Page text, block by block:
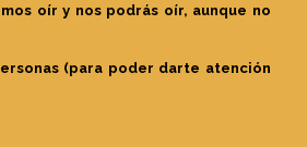
oír y nos podrás oír, aunque no
(para poder darte atención